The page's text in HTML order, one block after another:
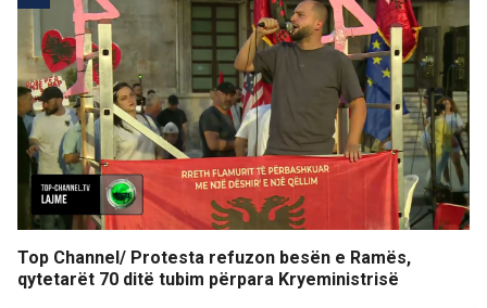
Top Channel/ Protesta refuzon besën e Ramës,
qytetarët 70 ditë tubim përpara Kryeministrisë